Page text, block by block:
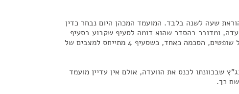
שעה לשנה בלבד. המועמד המכהן היום נבחר כדין
ומדובר בהסדר שהוא דומה לסעיף שקבוע בסעיף
4 לחוק נציב תלונות הציבור על שופטים, הסכמה כאחד, כשסעיף 4 מתייחס למצבים של
שבכוונתו לכנס את הוועדה, אולם אין עדיין מועמד
כך.